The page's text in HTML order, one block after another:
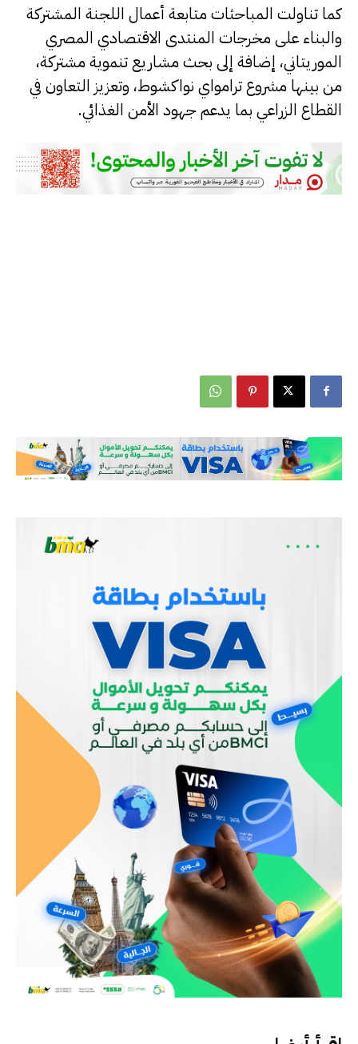
كما تناولت المباحثات متابعة أعمال اللجنة المشتركة
والبناء على مخرجات المنتدى الاقتصادي المصري
الموريتاني، إضافة إلى بحث مشاريع تنموية مشتركة،
من بينها مشروع ترامواي نواكشوط، وتعزيز التعاون في
القطاع الزراعي بما يدعم جهود الأمن الغذائي.